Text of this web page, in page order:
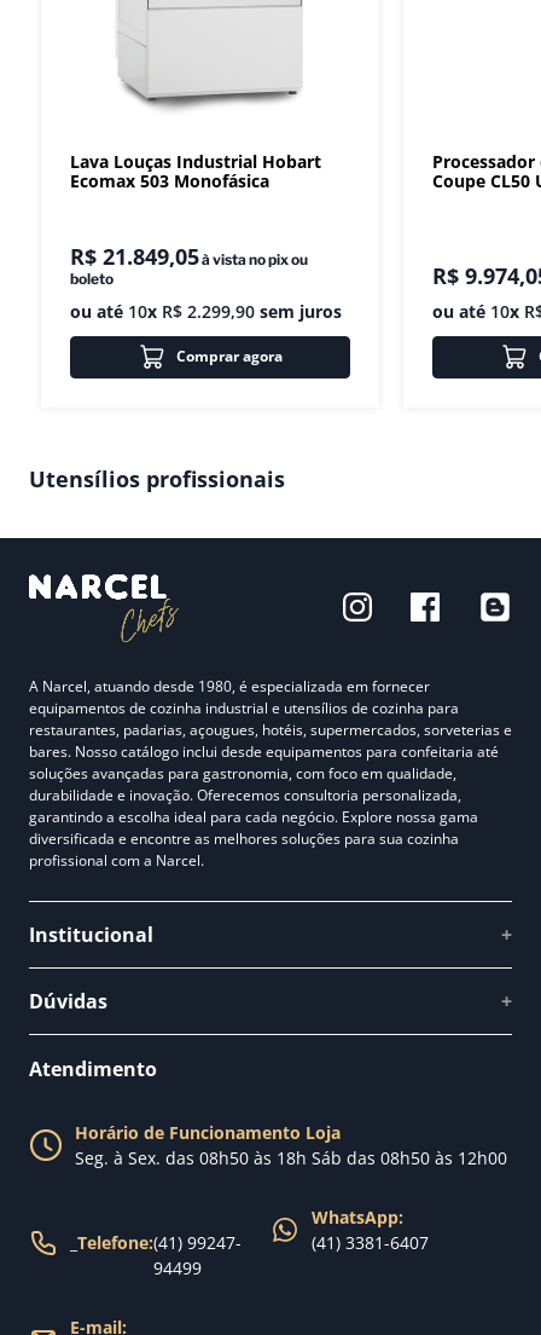
Lava Louças Industrial Hobart
Ecomax 503 Monofásica
R$ 21.849,05à vista no pix ou
boleto
ou até 10x R$ 2.299,90 sem juros
Comprar agora
Coupe CL50
R$ 9.974,
ou até 10x
Utensílios profissionais
A Narcel, atuando desde 1980, é especializada em fornecer
equipamentos de cozinha industrial e utensílios de cozinha para
restaurantes, padarias, açougues, hotéis, supermercados, sorveterias e
bares. Nosso catálogo inclui desde equipamentos para confeitaria até
soluções avançadas para gastronomia, com foco em qualidade,
durabilidade e inovação. Oferecemos consultoria personalizada,
garantindo a escolha ideal para cada negócio. Explore nossa gama
diversificada e encontre as melhores soluções para sua cozinha
profissional com a Narcel.
Institucional +
Fale conosco
Nossa loja
Dúvidas +
Política de Trocas
Política de Entrega
Atendimento
Horário de Funcionamento Loja
Seg. à Sex. das 08h50 às 18h Sáb das 08h50 às 12h00
Telefone:(41) 99247-
94499
WhatsApp:
(41) 3381-6407
E-mail: